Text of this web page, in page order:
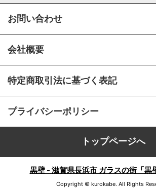
お問い合わせ
会社概要
特定商取引法に基づく表記
プライバシーポリシー
トップページへ
黒壁 - 滋賀県長浜市 ガラスの街「黒
Copyright © kurokabe. All Rights